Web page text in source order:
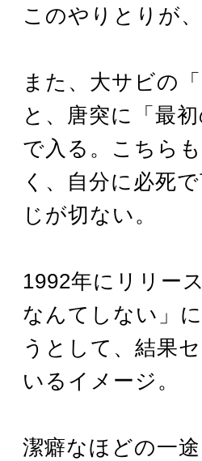
このやりとりが
また、大サビの
と、唐突に「最
で入る。こちら
く、自分に必死
じが切ない。
1992年にリリー
なんてしない」
うとして、結果
いるイメージ。
潔癖なほどの一